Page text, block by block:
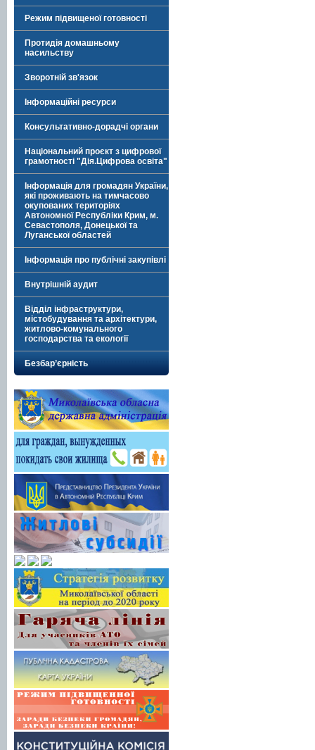
Режим підвищеної готовності
Протидія домашньому
насильству
Зворотній зв'язок
Інформаційні ресурси
Консультативно-дорадчі органи
Національний проєкт з цифрової
грамотності "Дія.Цифрова освіта"
Інформація для громадян України,
які проживають на тимчасово
окупованих територіях
Автономної Республіки Крим, м.
Севастополя, Донецької та
Луганської областей
Інформація про публічні закупівлі
Внутрішній аудит
Відділ інфраструктури,
містобудування та архітектури,
житлово-комунального
господарства та екології
Безбар’єрність